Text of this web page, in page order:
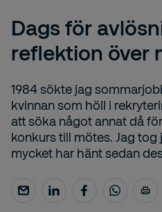
Dags för
reflektion över
1984 sökte jag
kvinnan som höll i
att söka något annat då
konkurs till mötes. Jag
mycket har hänt sedan